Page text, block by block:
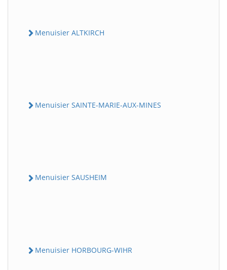
Menuisier ALTKIRCH
Menuisier SAINTE-MARIE-AUX-MINES
Menuisier SAUSHEIM
Menuisier HORBOURG-WIHR